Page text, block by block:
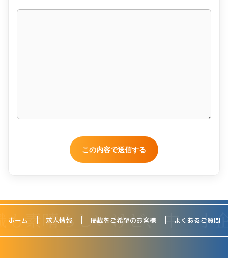
ホーム 求人情報 掲載をご希望のお客様 よくあるご質問